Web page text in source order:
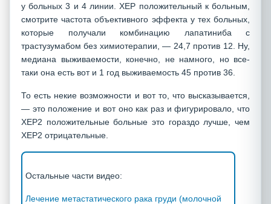
у больных 3 и 4 линии. ХЕР положительный к больным,
смотрите частота объективного эффекта у тех больных,
которые получали комбинацию лапатиниба с
трастузумабом без химиотерапии, — 24,7 против 12. Ну,
медиана выживаемости, конечно, не намного, но все-
таки она есть вот и 1 год выживаемость 45 против 36.
То есть некие возможности и вот то, что высказывается,
— это положение и вот оно как раз и фигурировало, что
ХЕР2 положительные больные это гораздо лучше, чем
ХЕР2 отрицательные.
Остальные части видео:
Лечение метастатического рака груди (молочной